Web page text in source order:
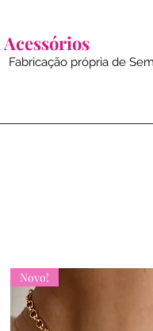
Fabricação própria de
Novo!